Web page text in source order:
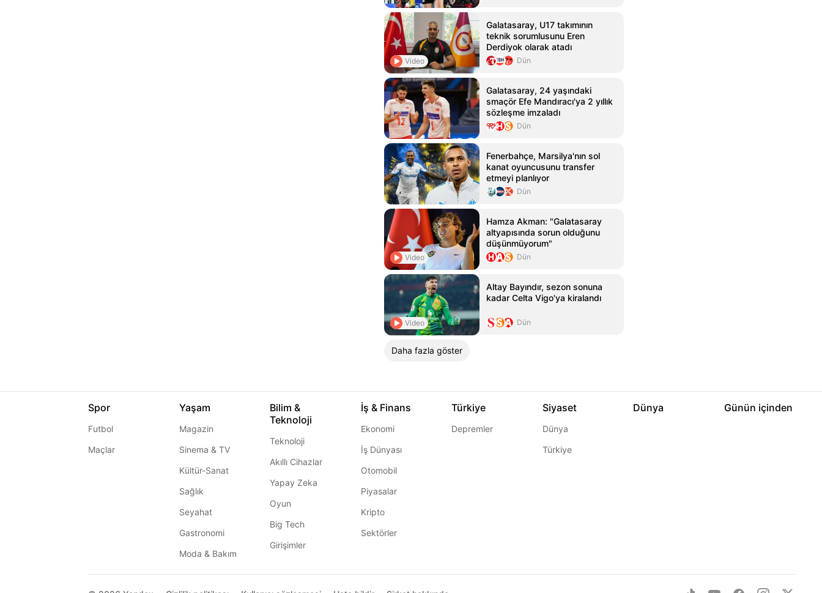
Video
Galatasaray, U17 takımının
teknik sorumlusunu Eren
Derdiyok olarak atadı
Dün
Galatasaray, 24 yaşındaki
smaçör Efe Mandıracı'ya 2 yıllık
sözleşme imzaladı
Dün
Fenerbahçe, Marsilya'nın sol
kanat oyuncusunu transfer
etmeyi planlıyor
Dün
Video
Hamza Akman: "Galatasaray
altyapısında sorun olduğunu
düşünmüyorum"
Dün
Video
Altay Bayındır, sezon sonuna
kadar Celta Vigo'ya kiralandı
Dün
Daha fazla göster
Spor
Futbol
Maçlar
Yaşam
Magazin
Sinema & TV
Kültür-Sanat
Sağlık
Seyahat
Gastronomi
Moda & Bakım
Bilim &
Teknoloji
Teknoloji
Akıllı Cihazlar
Yapay Zeka
Oyun
Big Tech
Girişimler
İş & Finans
Ekonomi
İş Dünyası
Otomobil
Piyasalar
Kripto
Sektörler
Türkiye
Depremler
Siyaset
Dünya
Türkiye
Dünya Günün içinden